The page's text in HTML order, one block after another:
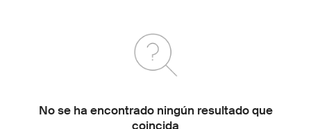
No se ha encontrado ningún resultado que
coincida